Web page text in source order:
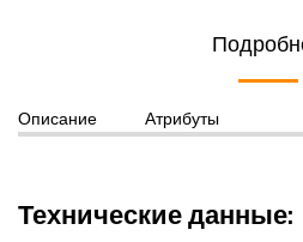
Описание Атрибуты
Технические данные: